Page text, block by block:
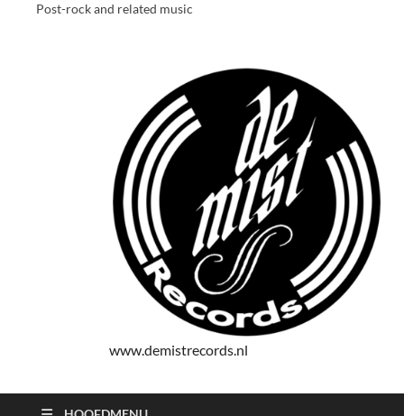
Post-rock and related music
www.demistrecords.nl